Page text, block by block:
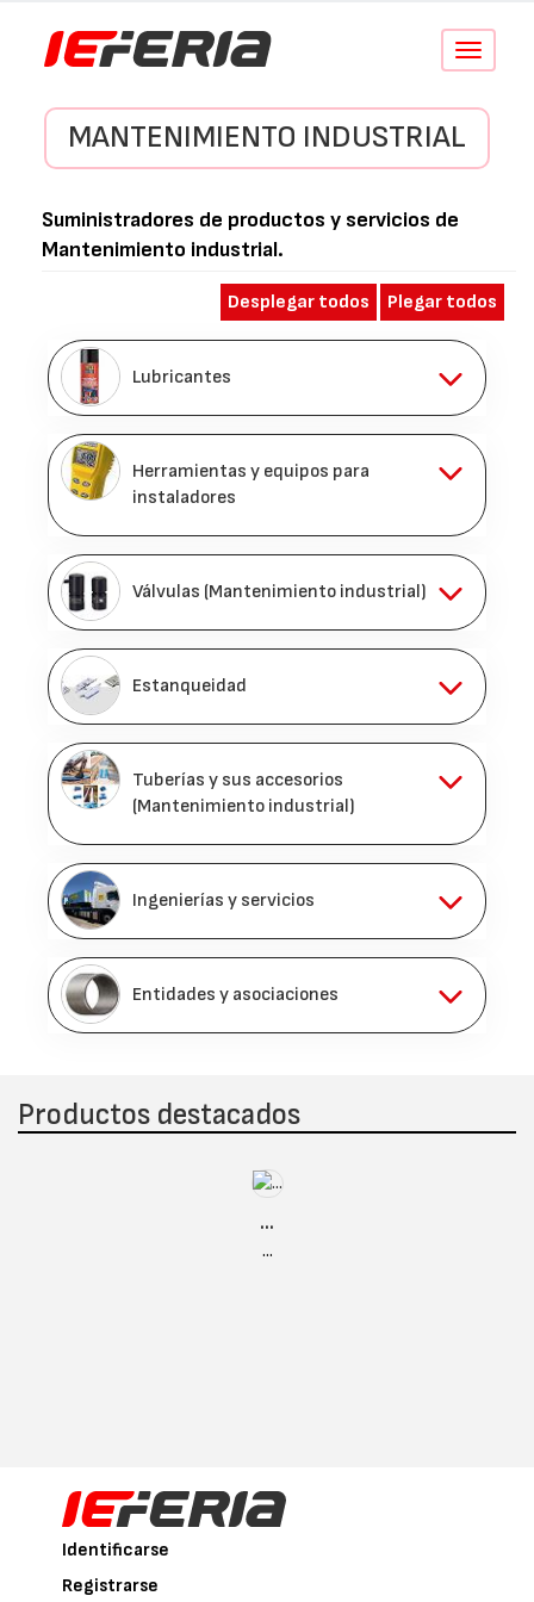
Conmutar
MANTENIMIENTO INDUSTRIAL
Suministradores de productos y servicios de
Mantenimiento industrial.
Desplegar todos Plegar todos
Lubricantes
Herramientas y equipos para
instaladores
Válvulas (Mantenimiento industrial)
Estanqueidad
Tuberías y sus accesorios
(Mantenimiento industrial)
Ingenierías y servicios
Entidades y asociaciones
Productos destacados
...
...
Identificarse
Registrarse